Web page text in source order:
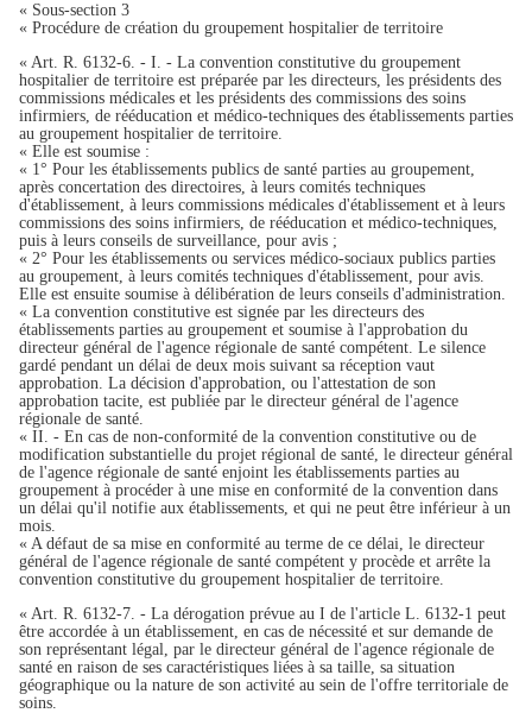
« Sous-section 3
« Procédure de création du groupement hospitalier de territoire
« Art. R. 6132-6. - I. - La convention constitutive du groupement
hospitalier de territoire est préparée par les directeurs, les présidents des
commissions médicales et les présidents des commissions des soins
infirmiers, de rééducation et médico-techniques des établissements parties
au groupement hospitalier de territoire.
« Elle est soumise :
« 1° Pour les établissements publics de santé parties au groupement,
après concertation des directoires, à leurs comités techniques
d'établissement, à leurs commissions médicales d'établissement et à leurs
commissions des soins infirmiers, de rééducation et médico-techniques,
puis à leurs conseils de surveillance, pour avis ;
« 2° Pour les établissements ou services médico-sociaux publics parties
au groupement, à leurs comités techniques d'établissement, pour avis.
Elle est ensuite soumise à délibération de leurs conseils d'administration.
« La convention constitutive est signée par les directeurs des
établissements parties au groupement et soumise à l'approbation du
directeur général de l'agence régionale de santé compétent. Le silence
gardé pendant un délai de deux mois suivant sa réception vaut
approbation. La décision d'approbation, ou l'attestation de son
approbation tacite, est publiée par le directeur général de l'agence
régionale de santé.
« II. - En cas de non-conformité de la convention constitutive ou de
modification substantielle du projet régional de santé, le directeur général
de l'agence régionale de santé enjoint les établissements parties au
groupement à procéder à une mise en conformité de la convention dans
un délai qu'il notifie aux établissements, et qui ne peut être inférieur à un
mois.
« A défaut de sa mise en conformité au terme de ce délai, le directeur
général de l'agence régionale de santé compétent y procède et arrête la
convention constitutive du groupement hospitalier de territoire.
« Art. R. 6132-7. - La dérogation prévue au I de l'article L. 6132-1 peut
être accordée à un établissement, en cas de nécessité et sur demande de
son représentant légal, par le directeur général de l'agence régionale de
santé en raison de ses caractéristiques liées à sa taille, sa situation
géographique ou la nature de son activité au sein de l'offre territoriale de
soins.